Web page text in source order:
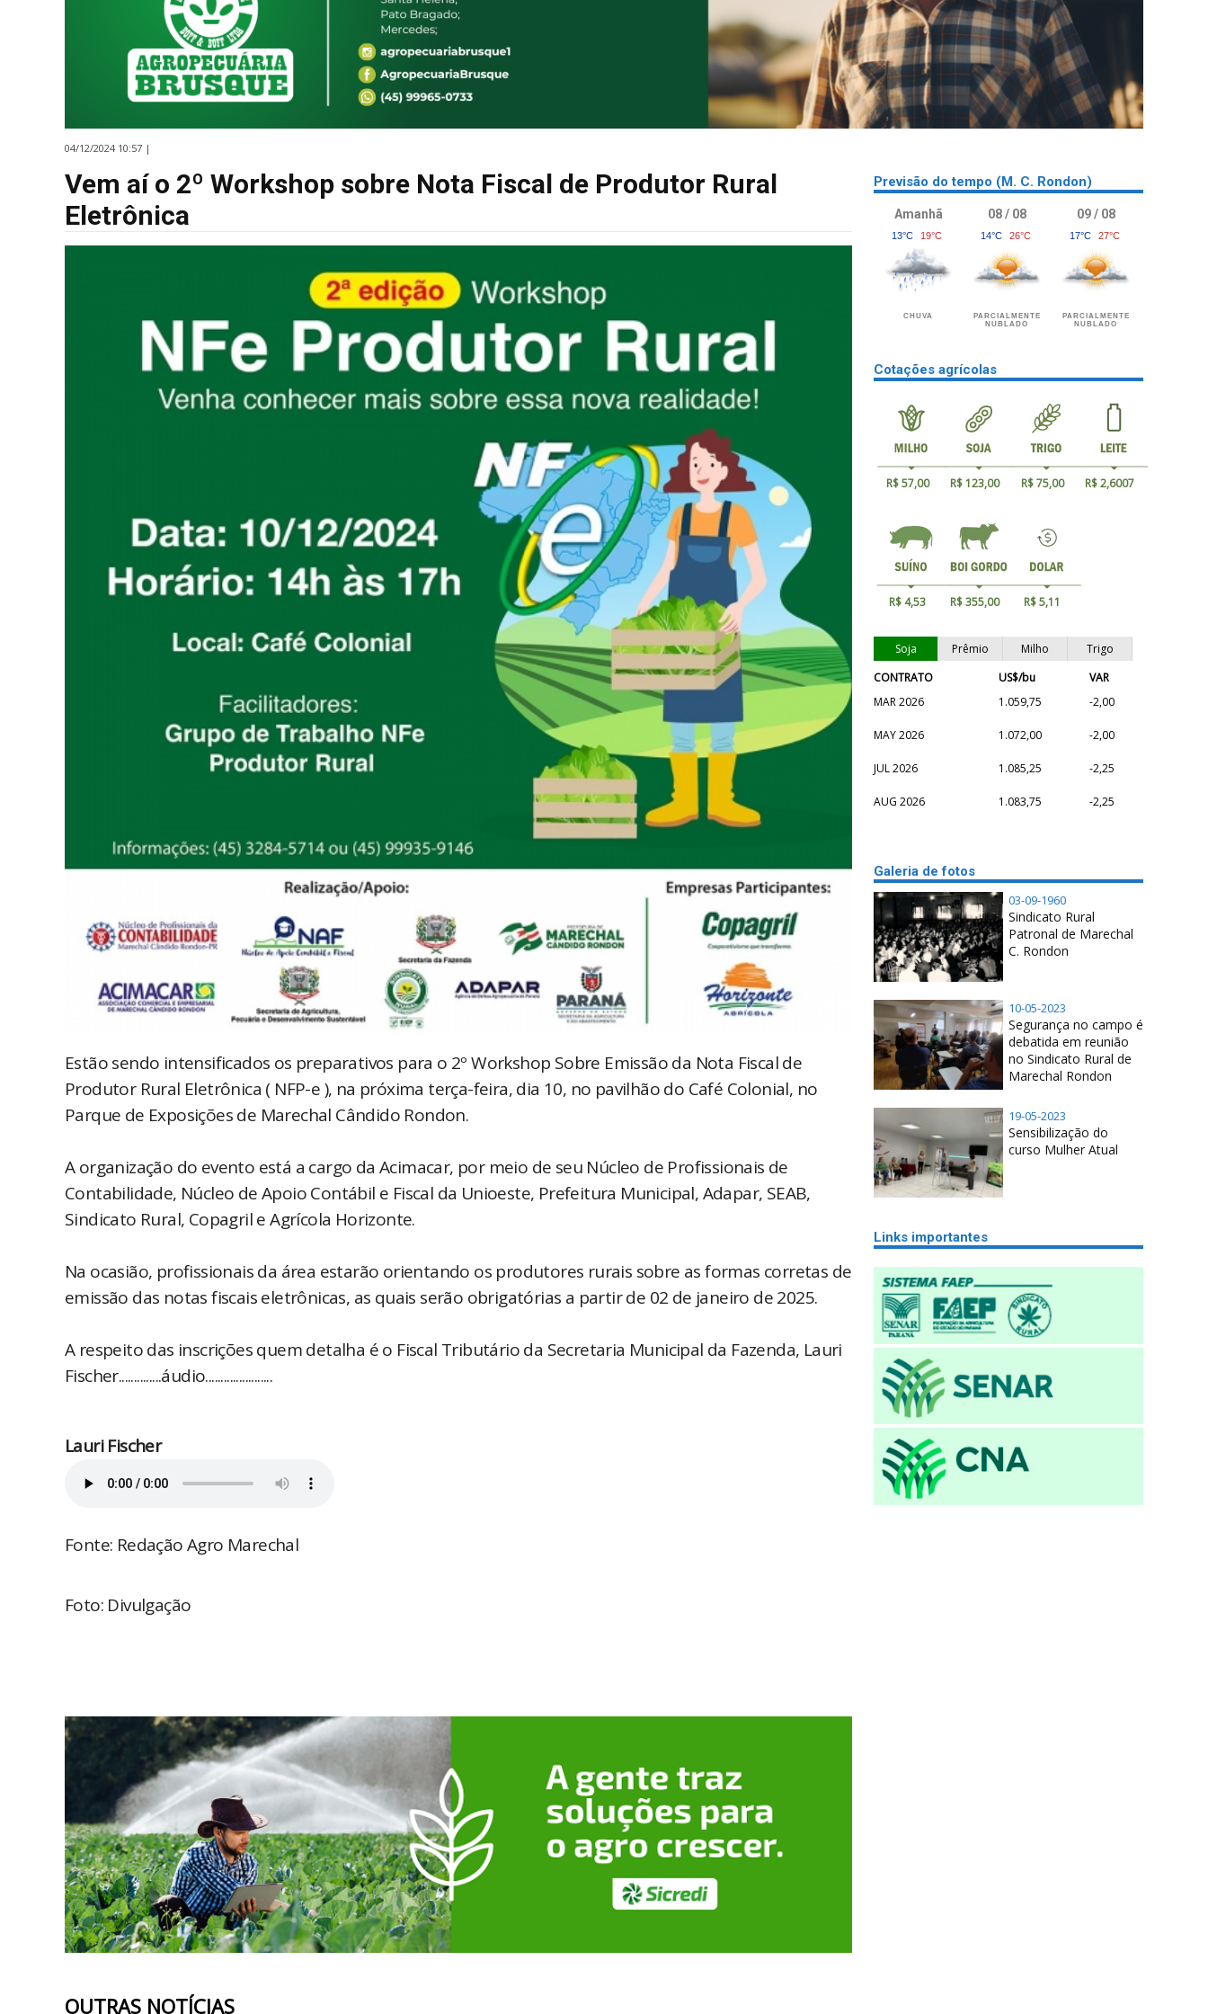
04/12/2024 10:57 |
Vem aí o 2º Workshop sobre Nota Fiscal de Produtor Rural
Eletrônica
Estão sendo intensificados os preparativos para o 2º Workshop Sobre Emissão da Nota Fiscal de
Produtor Rural Eletrônica ( NFP-e ), na próxima terça-feira, dia 10, no pavilhão do Café Colonial, no
Parque de Exposições de Marechal Cândido Rondon.
A organização do evento está a cargo da Acimacar, por meio de seu Núcleo de Profissionais de
Contabilidade, Núcleo de Apoio Contábil e Fiscal da Unioeste, Prefeitura Municipal, Adapar, SEAB,
Sindicato Rural, Copagril e Agrícola Horizonte.
Na ocasião, profissionais da área estarão orientando os produtores rurais sobre as formas corretas de
emissão das notas fiscais eletrônicas, as quais serão obrigatórias a partir de 02 de janeiro de 2025.
A respeito das inscrições quem detalha é o Fiscal Tributário da Secretaria Municipal da Fazenda, Lauri
Fischer..............áudio......................
Lauri Fischer
Fonte: Redação Agro Marechal
Foto: Divulgação
OUTRAS NOTÍCIAS
Previsão do tempo (M. C. Rondon)
Amanhã
13°C 19°C
CHUVA
08 / 08
14°C 26°C
PARCIALMENTE
NUBLADO
09 / 08
17°C 27°C
PARCIALMENTE
NUBLADO
Cotações agrícolas
R$ 57,00 R$ 123,00 R$ 75,00 R$ 2,6007
R$ 4,53 R$ 355,00 R$ 5,11
Soja Prêmio Milho
Trigo
CONTRATO
US$/bu
VAR
MAR 2026
1.059,75 -2,00
MAY 2026 1.072,00 -2,00
JUL 2026 1.085,25 -2,25
AUG 2026 1.083,75 -2,25
Galeria de fotos
03-09-1960
Sindicato Rural
Patronal de Marechal
C. Rondon
10-05-2023
Segurança no campo é
debatida em reunião
no Sindicato Rural de
Marechal Rondon
19-05-2023
Sensibilização do
curso Mulher Atual
Links importantes